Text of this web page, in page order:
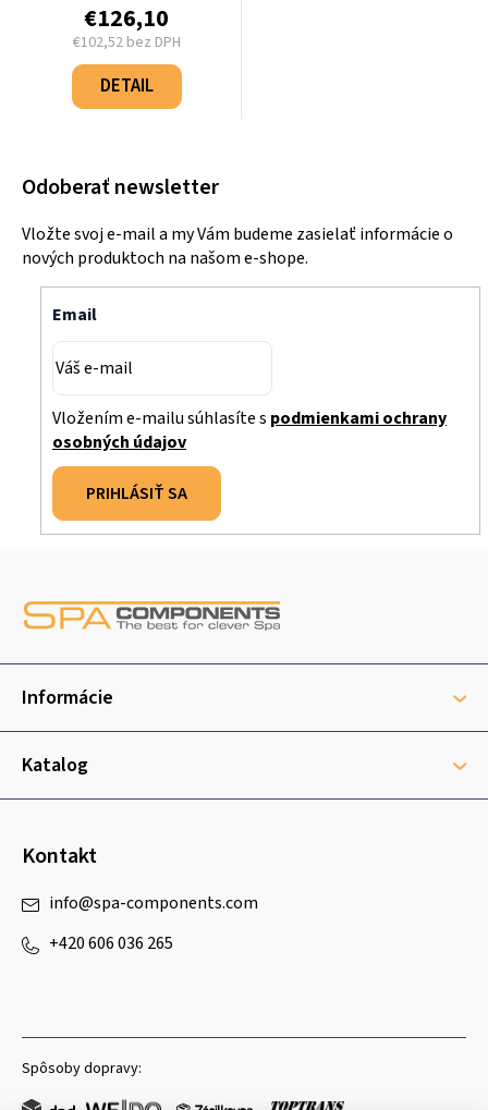
€126,10
€102,52 bez DPH
Jednotková
cena:
DETAIL
Odoberať newsletter
Vložte svoj e-mail a my Vám budeme zasielať informácie o
nových produktoch na našom e-shope.
Email
Vložením e-mailu súhlasíte s podmienkami ochrany
osobných údajov
PRIHLÁSIŤ SA
ä
i
Informácie
Katalog
Kontakt
info@spa-components.com
+420 606 036 265
Spôsoby dopravy: